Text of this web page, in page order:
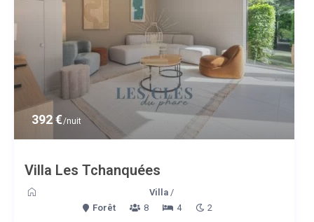
392 €/nuit
Villa Les Tchanquées
Villa/
Forêt
8 4 2